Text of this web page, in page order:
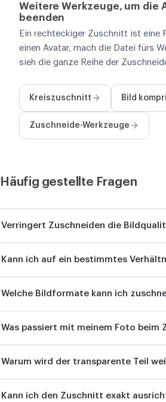
Weitere Werkzeuge, um die
beenden
Ein rechteckiger Zuschnitt ist eine
einen Avatar, mach die Datei fürs
sieh die ganze Reihe der
Kreiszuschnitt Bild
Zuschneide-Werkzeuge
Häufig gestellte Fragen
Verringert Zuschneiden die
Kann ich auf ein bestimmtes
Welche Bildformate kann ich
Was passiert mit meinem Foto beim
Warum wird der transparente Teil
Kann ich den Zuschnitt exakt